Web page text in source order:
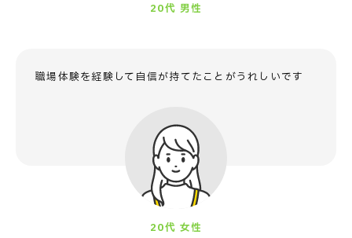
20代 男性
職場体験を経験して 自信が持てたことがうれしいです
20代 女性